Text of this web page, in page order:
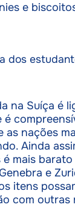
e
dos
na Suíça é
é
as nações
Ainda
é mais
e
itens
com outras